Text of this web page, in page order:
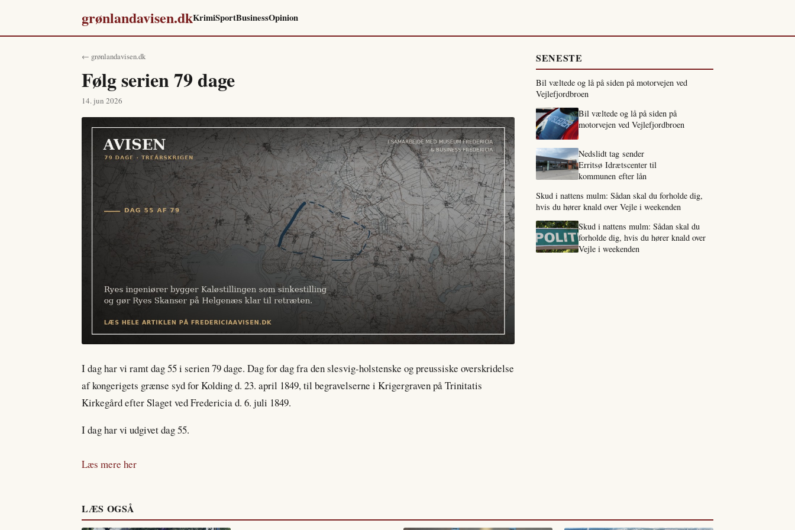
grønlandavisen.dkKrimiSportBusinessOpinion
← grønlandavisen.dk
Følg serien 79 dage
14. jun 2026
I dag har vi ramt dag 55 i serien 79 dage. Dag for dag fra den slesvig-holstenske og preussiske overskridelse
af kongerigets grænse syd for Kolding d. 23. april 1849, til begravelserne i Krigergraven på Trinitatis
Kirkegård efter Slaget ved Fredericia d. 6. juli 1849.
I dag har vi udgivet dag 55.
Læs mere her
SENESTE
Bil væltede og lå på siden på motorvejen ved
Vejlefjordbroen
Bil væltede og lå på siden på
motorvejen ved Vejlefjordbroen
Nedslidt tag sender
Erritsø Idrætscenter til
kommunen efter lån
Skud i nattens mulm: Sådan skal du forholde dig,
hvis du hører knald over Vejle i weekenden
Skud i nattens mulm: Sådan skal du
forholde dig, hvis du hører knald over
Vejle i weekenden
LÆS OGSÅ